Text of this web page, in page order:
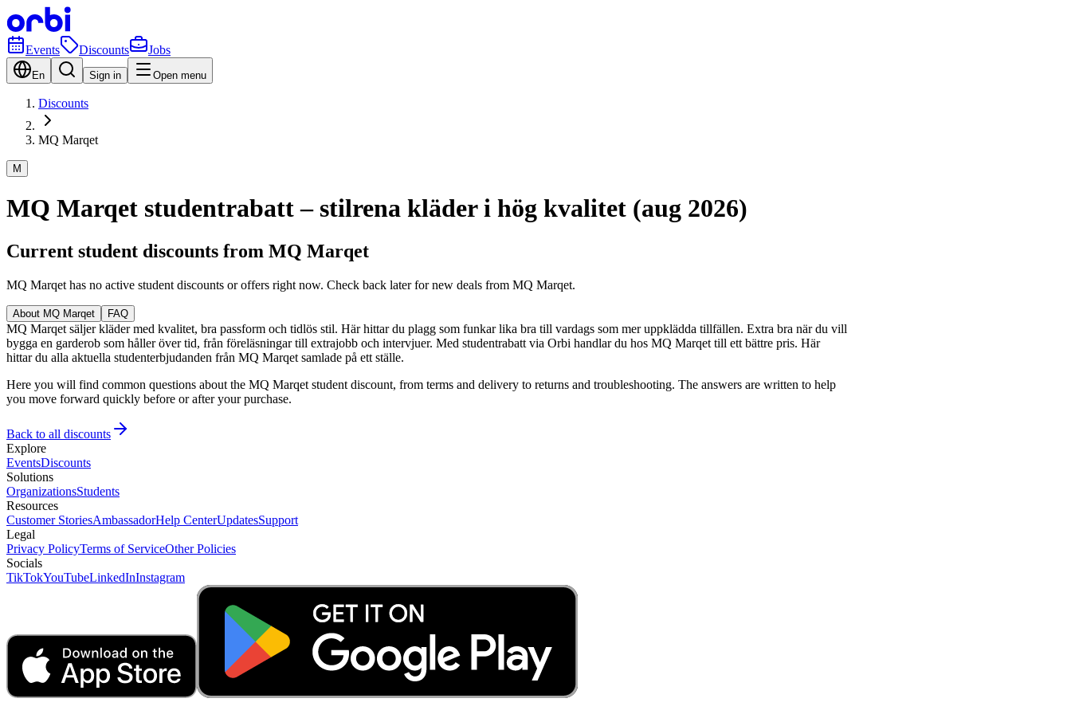
Events Discounts Jobs
En Sign in Open menu
Discounts
MQ Marqet
M
MQ Marqet studentrabatt – stilrena kläder i hög kvalitet (aug 2026)
Current student discounts from MQ Marqet
MQ Marqet has no active student discounts or offers right now. Check back later for new deals from MQ Marqet.
About MQ Marqet FAQ
MQ Marqet säljer kläder med kvalitet, bra passform och tidlös stil. Här hittar du plagg som funkar lika bra till vardags som mer uppklädda tillfällen. Extra bra när du vill
bygga en garderob som håller över tid, från föreläsningar till extrajobb och intervjuer. Med studentrabatt via Orbi handlar du hos MQ Marqet till ett bättre pris. Här
hittar du alla aktuella studenterbjudanden från MQ Marqet samlade på ett ställe.
Here you will find common questions about the MQ Marqet student discount, from terms and delivery to returns and troubleshooting. The answers are written to help
you move forward quickly before or after your purchase.
Back to all discounts
Explore
EventsDiscounts
Solutions
OrganizationsStudents
Resources
Customer StoriesAmbassadorHelp CenterUpdatesSupport
Legal
Privacy PolicyTerms of ServiceOther Policies
Socials
TikTokYouTubeLinkedInInstagram